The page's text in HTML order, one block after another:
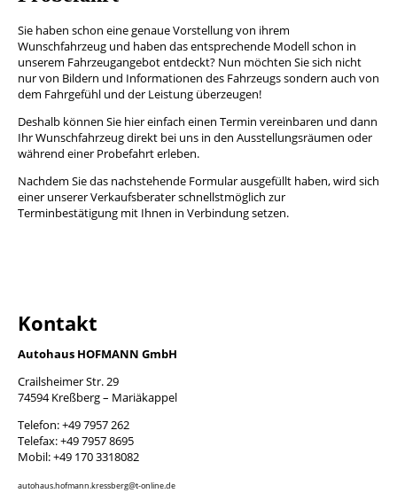
Sie haben schon eine genaue Vorstellung von ihrem
Wunschfahrzeug und haben das entsprechende Modell schon in
unserem Fahrzeugangebot entdeckt? Nun möchten Sie sich nicht
nur von Bildern und Informationen des Fahrzeugs sondern auch von
dem Fahrgefühl und der Leistung überzeugen!
Deshalb können Sie hier einfach einen Termin vereinbaren und dann
Ihr Wunschfahrzeug direkt bei uns in den Ausstellungsräumen oder
während einer Probefahrt erleben.
Nachdem Sie das nachstehende Formular ausgefüllt haben, wird sich
einer unserer Verkaufsberater schnellstmöglich zur
Terminbestätigung mit Ihnen in Verbindung setzen.
Kontakt
Autohaus HOFMANN GmbH
Crailsheimer Str. 29
74594 Kreßberg – Mariäkappel
Telefon: +49 7957 262
Telefax: +49 7957 8695
Mobil: +49 170 3318082
autohaus.hofmann.kressberg@t-online.de